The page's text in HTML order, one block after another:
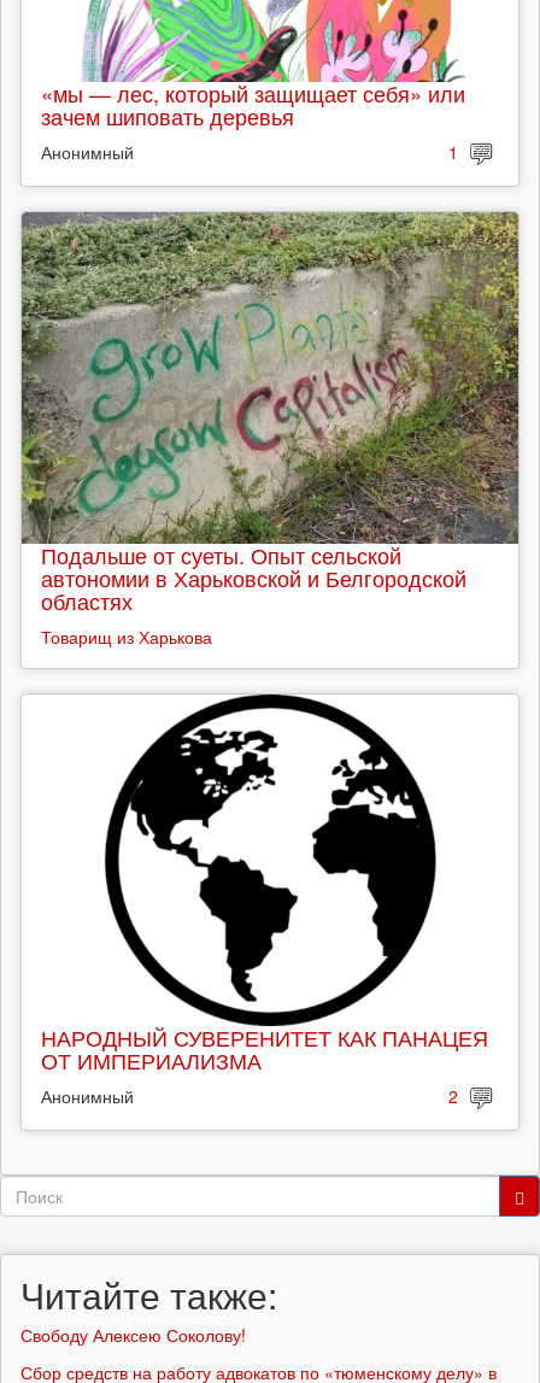
«мы — лес, который защищает себя» или
зачем шиповать деревья
Анонимный 1
Подальше от суеты. Опыт сельской
автономии в Харьковской и Белгородской
областях
Товарищ из Харькова
НАРОДНЫЙ СУВЕРЕНИТЕТ КАК ПАНАЦЕЯ
ОТ ИМПЕРИАЛИЗМА
Анонимный 2
Форма
Читайте также:
Свободу Алексею Соколову!
Сбор средств на работу адвокатов по «тюменскому делу» в